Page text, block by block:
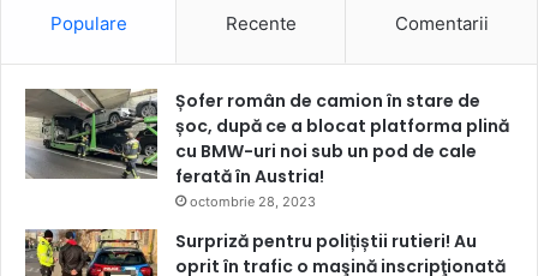
Populare Recente Comentarii
Șofer român de camion în stare de
șoc, după ce a blocat platforma plină
cu BMW-uri noi sub un pod de cale
ferată în Austria!
octombrie 28, 2023
Surpriză pentru polițiștii rutieri! Au
oprit în trafic o maşină inscripţionată